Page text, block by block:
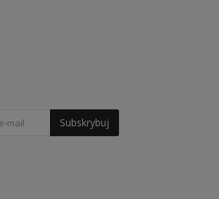
Subskrybuj